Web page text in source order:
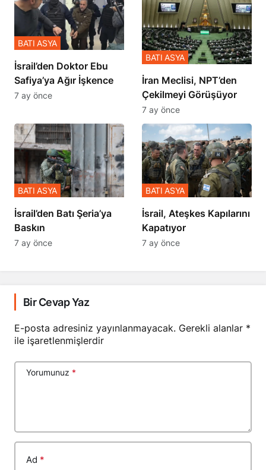
İsrail’den Doktor Ebu
Safiya’ya Ağır İşkence
BATI ASYA
7 ay önce
İran Meclisi, NPT’den
Çekilmeyi Görüşüyor
BATI ASYA
7 ay önce
​​​​​​​İsrail’den Batı Şeria’ya
Baskın
BATI ASYA
7 ay önce
İsrail, Ateşkes Kapılarını
Kapatıyor
BATI ASYA
7 ay önce
Bir Cevap Yaz
E-posta adresiniz yayınlanmayacak. Gerekli alanlar *
ile işaretlenmişlerdir
Yorumunuz *
Ad *